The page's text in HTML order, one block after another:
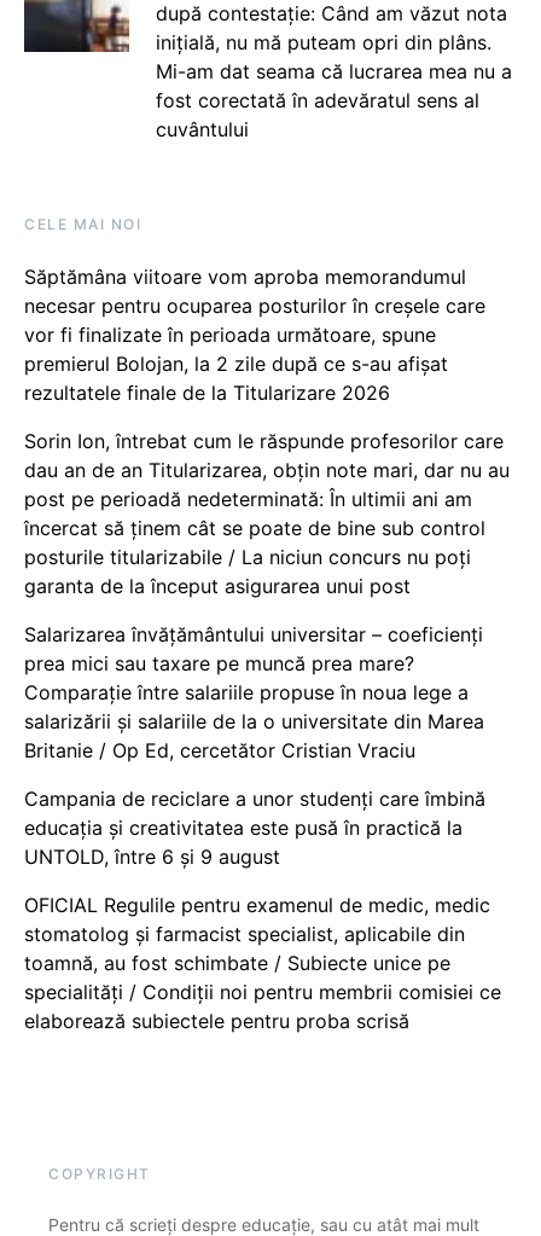
după contestație: Când am văzut nota
inițială, nu mă puteam opri din plâns.
Mi-am dat seama că lucrarea mea nu a
fost corectată în adevăratul sens al
cuvântului
CELE MAI NOI
Săptămâna viitoare vom aproba memorandumul
necesar pentru ocuparea posturilor în creșele care
vor fi finalizate în perioada următoare, spune
premierul Bolojan, la 2 zile după ce s-au afișat
rezultatele finale de la Titularizare 2026
Sorin Ion, întrebat cum le răspunde profesorilor care
dau an de an Titularizarea, obțin note mari, dar nu au
post pe perioadă nedeterminată: În ultimii ani am
încercat să ținem cât se poate de bine sub control
posturile titularizabile / La niciun concurs nu poți
garanta de la început asigurarea unui post
Salarizarea învățământului universitar – coeficienți
prea mici sau taxare pe muncă prea mare?
Comparație între salariile propuse în noua lege a
salarizării și salariile de la o universitate din Marea
Britanie / Op Ed, cercetător Cristian Vraciu
Campania de reciclare a unor studenți care îmbină
educația și creativitatea este pusă în practică la
UNTOLD, între 6 și 9 august
OFICIAL Regulile pentru examenul de medic, medic
stomatolog și farmacist specialist, aplicabile din
toamnă, au fost schimbate / Subiecte unice pe
specialități / Condiții noi pentru membrii comisiei ce
elaborează subiectele pentru proba scrisă
COPYRIGHT
Pentru că scrieți despre educație, sau cu atât mai mult